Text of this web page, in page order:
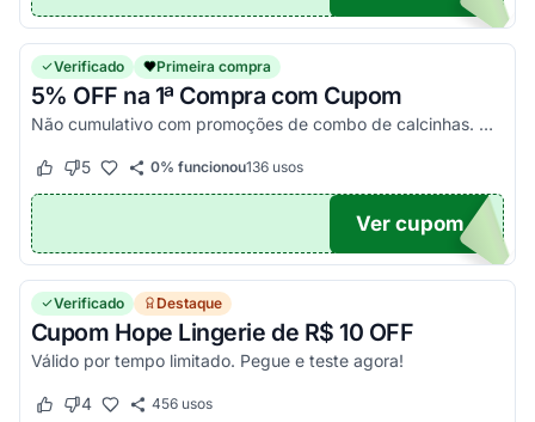
Verificado Primeira compra
5% OFF na 1ª Compra com Cupom
Não cumulativo com promoções de combo de calcinhas. Aproveite esse código e economize muito mais!
Este cupom funcionou
Este cupom não funcionou
5 0% funcionou136usos
COME
Ver cupom
Verificado Destaque
Cupom Hope Lingerie de R$ 10 OFF
Válido por tempo limitado. Pegue e teste agora!
Este cupom funcionou
Este cupom não funcionou
4 456usos